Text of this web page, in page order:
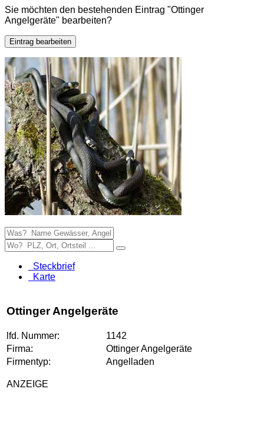
Sie möchten den bestehenden Eintrag "Ottinger
Angelgeräte" bearbeiten?
Eintrag bearbeiten
Steckbrief
Karte
Ottinger Angelgeräte
lfd. Nummer:
1142
Firma:
Ottinger Angelgeräte
Firmentyp:
Angelladen
ANZEIGE